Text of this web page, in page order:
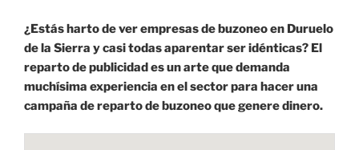
¿Estás harto de ver empresas de buzoneo en Duruelo
de la Sierra y casi todas aparentar ser idénticas? El
reparto de publicidad es un arte que demanda
muchísima experiencia en el sector para hacer una
campaña de reparto de buzoneo que genere dinero.